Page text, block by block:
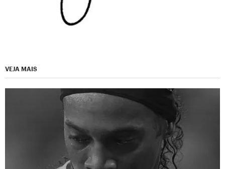
VEJA MAIS